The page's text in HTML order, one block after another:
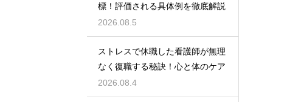
標！評価される具体例を徹底解説
2026.08.5
ストレスで休職した看護師が無理
なく復職する秘訣！心と体のケア
2026.08.4